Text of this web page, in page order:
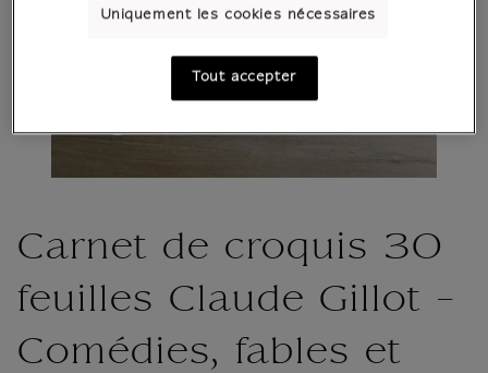
Carnet de croquis 30
feuilles Claude Gillot -
Comédies, fables et
Uniquement les cookies nécessaires
Tout accepter